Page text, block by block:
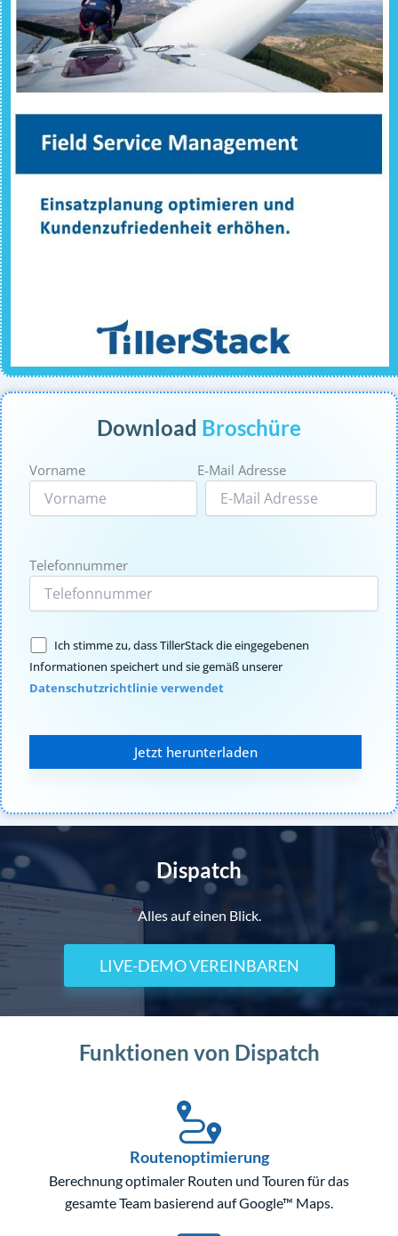
Download Broschüre
Vorname E-Mail Adresse
Telefonnummer
Ich stimme zu, dass TillerStack die eingegebenen
Informationen speichert und sie gemäß unserer
Datenschutzrichtlinie verwendet
Dispatch
Alles auf einen Blick.
LIVE-DEMO VEREINBAREN
Funktionen von Dispatch
Routenoptimierung
Berechnung optimaler Routen und Touren für das
gesamte Team basierend auf Google™ Maps.